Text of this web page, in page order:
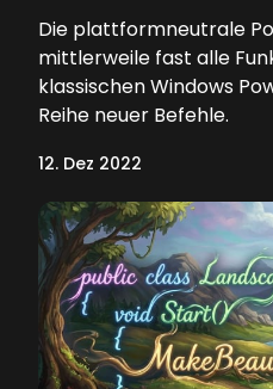
Die plattformneutrale
mittlerweile fast alle
klassischen Windows
Reihe neuer Befehle.
12. Dez 2022